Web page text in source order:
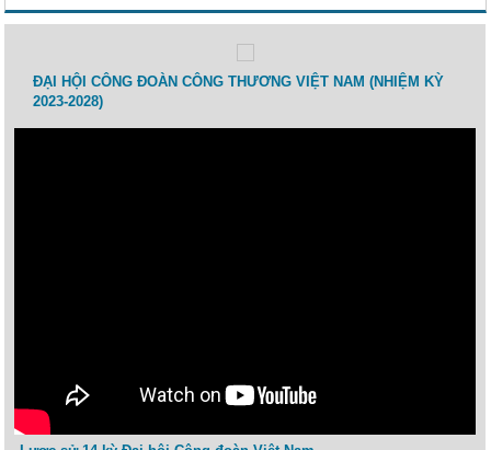
ĐẠI HỘI CÔNG ĐOÀN CÔNG THƯƠNG VIỆT NAM (NHIỆM KỲ
2023-2028)